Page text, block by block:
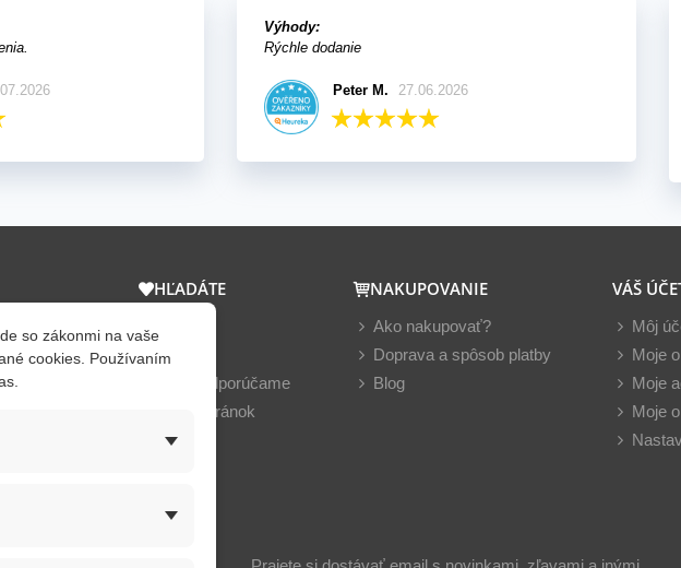
Výhody:
Rýchle dodanie
Peter M. 27.06.2026
HĽADÁTE
Novinky
Teraz odporúčame
Mapa stránok
NAKUPOVANIE
Ako nakupovať?
Doprava a spôsob platby
Blog
VÁŠ
Môj
Moje
Moje
Moje
so zákonmi na vaše
cookies. Používaním